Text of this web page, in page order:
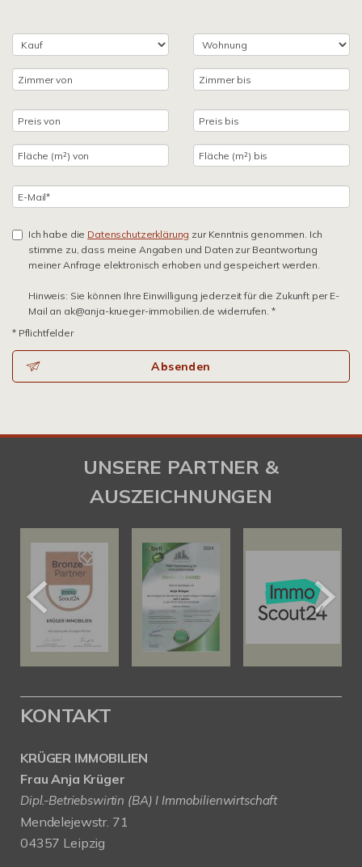
Ich habe die Datenschutzerklärung zur Kenntnis genommen. Ich
stimme zu, dass meine Angaben und Daten zur Beantwortung
meiner Anfrage elektronisch erhoben und gespeichert werden.
Hinweis: Sie können Ihre Einwilligung jederzeit für die Zukunft per E-
Mail an ak@anja-krueger-immobilien.de widerrufen. *
* Pflichtfelder
Absenden
UNSERE PARTNER &
AUSZEICHNUNGEN
KONTAKT
KRÜGER IMMOBILIEN
Frau Anja Krüger
Dipl.-Betriebswirtin (BA) I Immobilienwirtschaft
Mendelejewstr. 71
04357 Leipzig